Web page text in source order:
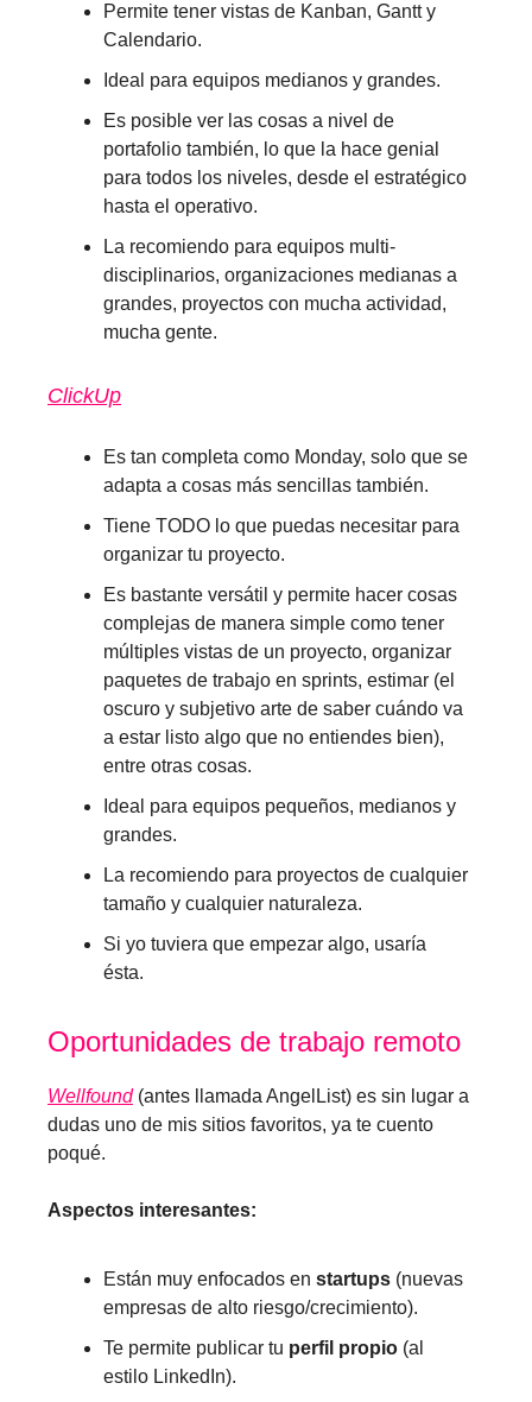
Permite tener vistas de Kanban, Gantt y
Calendario.
Ideal para equipos medianos y grandes.
Es posible ver las cosas a nivel de
portafolio también, lo que la hace genial
para todos los niveles, desde el estratégico
hasta el operativo.
La recomiendo para equipos multi-
disciplinarios, organizaciones medianas a
grandes, proyectos con mucha actividad,
mucha gente.
ClickUp
Es tan completa como Monday, solo que se
adapta a cosas más sencillas también.
Tiene TODO lo que puedas necesitar para
organizar tu proyecto.
Es bastante versátil y permite hacer cosas
complejas de manera simple como tener
múltiples vistas de un proyecto, organizar
paquetes de trabajo en sprints, estimar (el
oscuro y subjetivo arte de saber cuándo va
a estar listo algo que no entiendes bien),
entre otras cosas.
Ideal para equipos pequeños, medianos y
grandes.
La recomiendo para proyectos de cualquier
tamaño y cualquier naturaleza.
Si yo tuviera que empezar algo, usaría
ésta.
Oportunidades de trabajo remoto
Wellfound(antes llamada AngelList) es sin lugar a
dudas uno de mis sitios favoritos, ya te cuento
poqué.
Aspectos interesantes:
Están muy enfocados en startups (nuevas
empresas de alto riesgo/crecimiento).
Te permite publicar tu perfil propio (al
estilo LinkedIn).